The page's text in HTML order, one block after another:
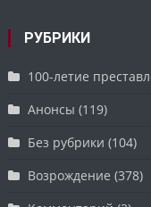
РУБРИКИ
100-летие
Анонсы (119)
Без рубрики (104)
Возрождение (378)